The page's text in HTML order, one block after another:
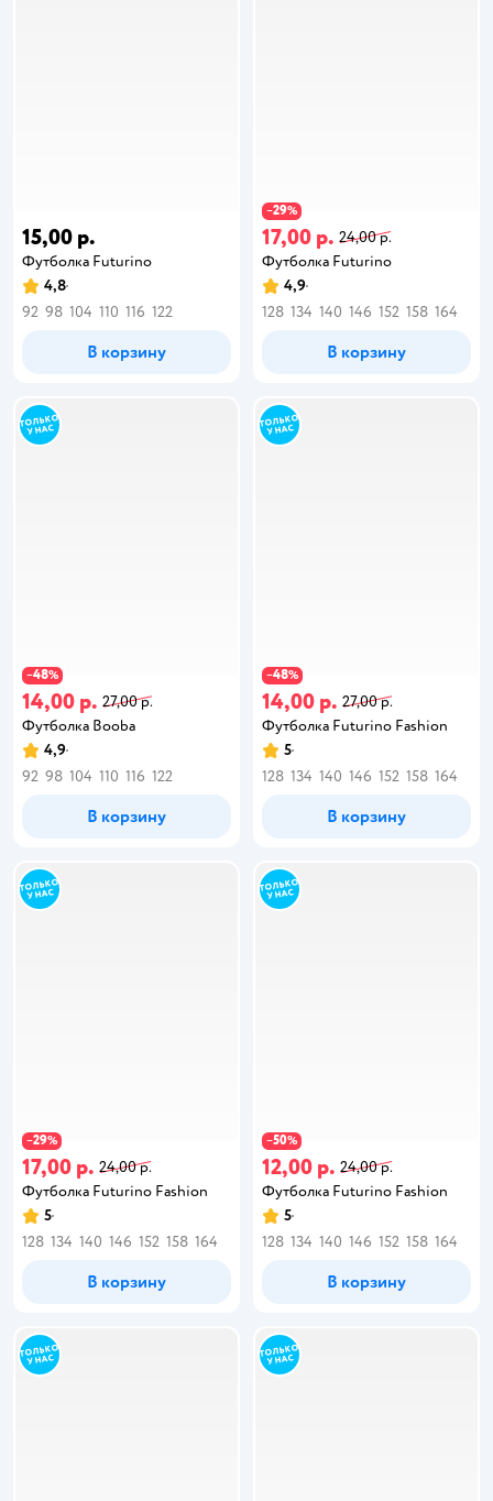
15,00 р.
Футболка Futurino
4,8
92 98 104 110 116 122
В корзину
−29%
17,00 р. 24,00 р.
Футболка Futurino
4,9
128 134 140 146 152 158 164
В корзину
−48%
14,00 р. 27,00 р.
Футболка Booba
4,9
92 98 104 110 116 122
В корзину
−48%
14,00 р. 27,00 р.
Футболка Futurino Fashion
5
128 134 140 146 152 158 164
В корзину
−29%
17,00 р. 24,00 р.
Футболка Futurino Fashion
5
128 134 140 146 152 158 164
В корзину
−50%
12,00 р. 24,00 р.
Футболка Futurino Fashion
5
128 134 140 146 152 158 164
В корзину